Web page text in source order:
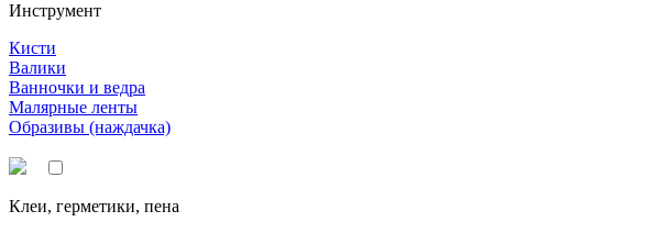
Инструмент
Кисти
Валики
Ванночки и ведра
Малярные ленты
Образивы (наждачка)
Клеи, герметики, пена